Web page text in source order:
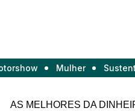
Mulher
AS MELHORES DA